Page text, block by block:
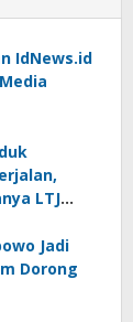
IdNews.id
LTJ
Jadi
Dorong